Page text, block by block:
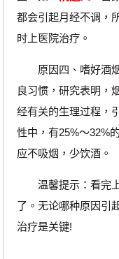
都会引起月经不调，
时上医院治疗。
原因四、嗜好酒烟
良习惯，研究表明，
经有关的生理过程，
性中，有25%～32%
应不吸烟，少饮酒。
温馨提示：看完上
了。无论哪种原因引
治疗是关键!